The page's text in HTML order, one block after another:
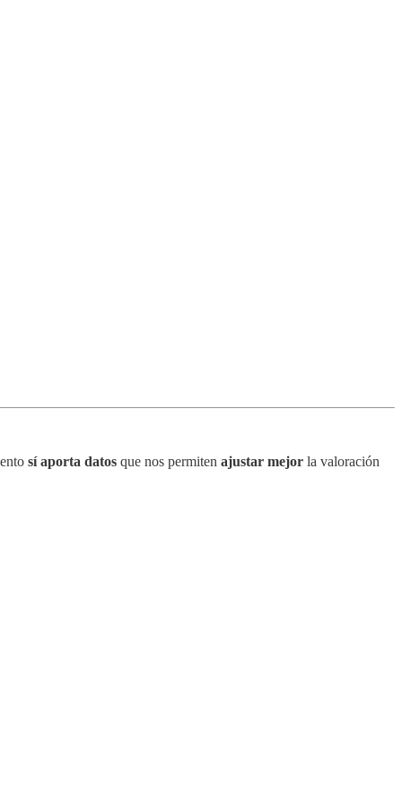
sí aporta datos que nos permiten ajustar mejor la valoración